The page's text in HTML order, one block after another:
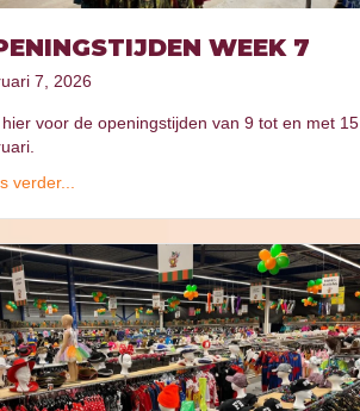
WEEK 7
7, 2026
hier voor de openingstijden van 9 tot en met 15
verder...